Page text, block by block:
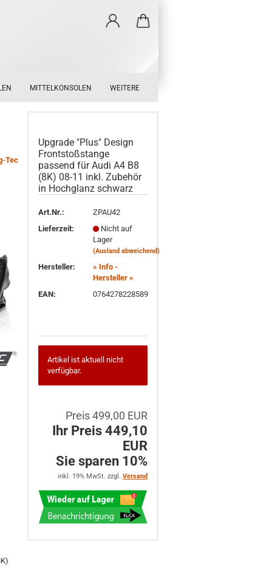
MITTELKONSOLEN WEITERE
Tec
Upgrade "Plus" Design
Frontstoßstange
passend für Audi A4 B8
(8K) 08-11 inkl. Zubehör
in Hochglanz schwarz
Art.Nr.:
ZPAU42
Lieferzeit:
Nicht auf
Lager
(Ausland abweichend)
Hersteller:
» Info -
Hersteller «
EAN:
0764278228589
Artikel ist aktuell nicht
verfügbar.
Preis 499,00 EUR
Ihr Preis 449,10
EUR
Sie sparen 10%
inkl. 19% MwSt. zzgl. Versand